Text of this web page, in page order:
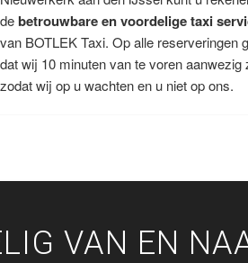
debetrouwbare en voordelige taxi
van BOTLEK Taxi. Op alle reserveringen
dat wij 10 minuten van te voren aanwezig
zodat wij op u wachten en u niet op ons.
VAN EN